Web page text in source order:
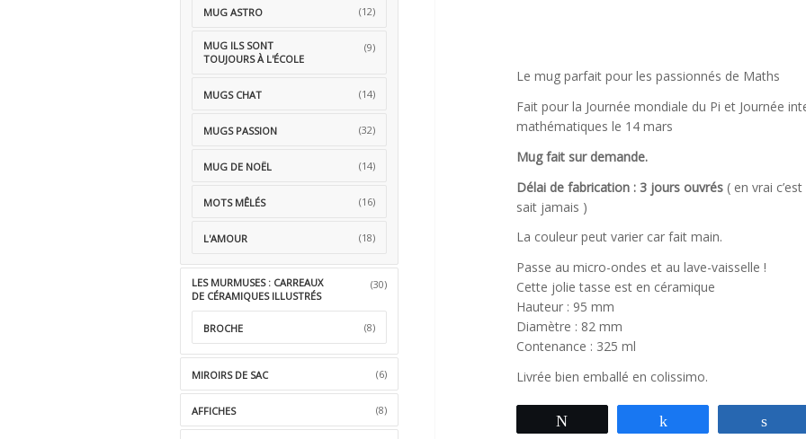
Le mug parfait pour les passionnés de Maths
Fait pour la Journée mondiale du Pi et Journée
mathématiques le 14 mars
Mug fait sur demande.
Délai de fabrication : 3 jours ouvrés ( en vrai
sait jamais )
La couleur peut varier car fait main.
Passe au micro-ondes et au lave-vaisselle !
Cette jolie tasse est en céramique
Hauteur : 95 mm
Diamètre : 82 mm
Contenance : 325 ml
Livrée bien emballé en colissimo.
MUG ASTRO (12)
MUG ILS SONT
TOUJOURS À L'ÉCOLE
(9)
MUGS CHAT (14)
MUGS PASSION (32)
MUG DE NOËL (14)
MOTS MÊLÉS (16)
L'AMOUR (18)
LES MURMUSES : CARREAUX
DE CÉRAMIQUES ILLUSTRÉS
(30)
BROCHE (8)
MIROIRS DE SAC (6)
AFFICHES (8)